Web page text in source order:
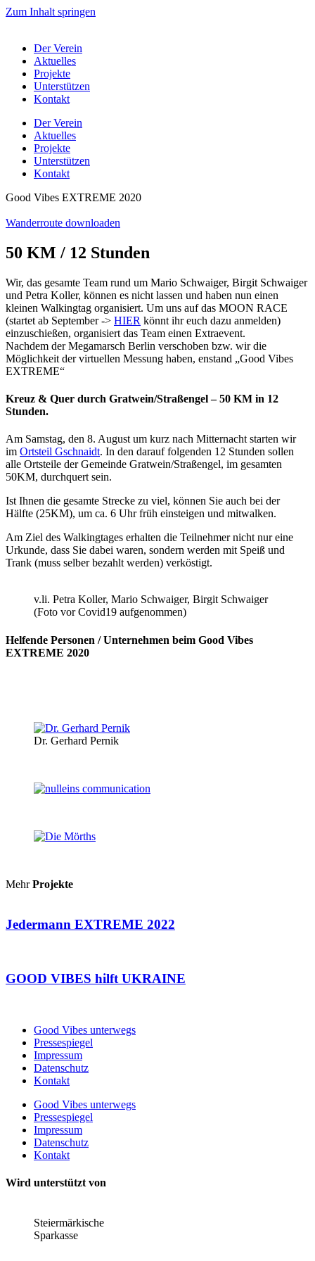
Zum Inhalt springen
Der Verein
Aktuelles
Projekte
Unterstützen
Kontakt
Der Verein
Aktuelles
Projekte
Unterstützen
Kontakt
Good Vibes EXTREME 2020
Wanderroute downloaden
50 KM / 12 Stunden
Wir, das gesamte Team rund um Mario Schwaiger, Birgit Schwaiger
und Petra Koller, können es nicht lassen und haben nun einen
kleinen Walkingtag organisiert. Um uns auf das MOON RACE
(startet ab September -> HIER könnt ihr euch dazu anmelden)
einzuschießen, organisiert das Team einen Extraevent.
Nachdem der Megamarsch Berlin verschoben bzw. wir die
Möglichkeit der virtuellen Messung haben, enstand „Good Vibes
EXTREME“
Kreuz & Quer durch Gratwein/Straßengel – 50 KM in 12
Stunden.
Am Samstag, den 8. August um kurz nach Mitternacht starten wir
im Ortsteil Gschnaidt. In den darauf folgenden 12 Stunden sollen
alle Ortsteile der Gemeinde Gratwein/Straßengel, im gesamten
50KM, durchquert sein.
Ist Ihnen die gesamte Strecke zu viel, können Sie auch bei der
Hälfte (25KM), um ca. 6 Uhr früh einsteigen und mitwalken.
Am Ziel des Walkingtages erhalten die Teilnehmer nicht nur eine
Urkunde, dass Sie dabei waren, sondern werden mit Speiß und
Trank (muss selber bezahlt werden) verköstigt.
v.li. Petra Koller, Mario Schwaiger, Birgit Schwaiger
(Foto vor Covid19 aufgenommen)
Helfende Personen / Unternehmen beim Good Vibes
EXTREME 2020
Dr. Gerhard Pernik
MehrProjekte
Jedermann EXTREME 2022
GOOD VIBES hilft UKRAINE
Good Vibes unterwegs
Pressespiegel
Impressum
Datenschutz
Kontakt
Good Vibes unterwegs
Pressespiegel
Impressum
Datenschutz
Kontakt
Wird unterstützt von
Steiermärkische
Sparkasse